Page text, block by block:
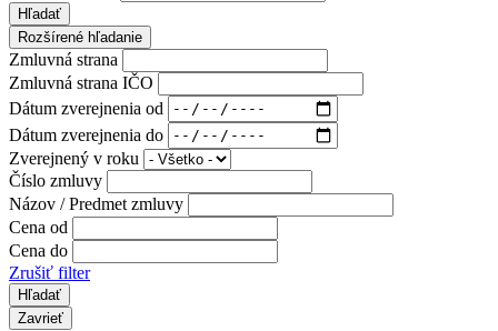
Hľadať
Rozšírené hľadanie
Zmluvná strana
Zmluvná strana IČO
Dátum zverejnenia od
Dátum zverejnenia do
Zverejnený v roku
Číslo zmluvy
Názov / Predmet zmluvy
Cena od
Cena do
Zrušiť filter
Zavrieť